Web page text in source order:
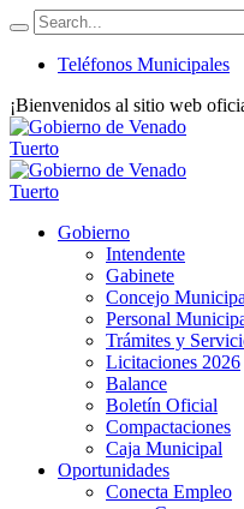
Teléfonos Municipales
¡Bienvenidos al sitio web
Gobierno
Intendente
Gabinete
Concejo
Personal
Trámites y
Licitaciones 2026
Balance
Boletín Oficial
Compactaciones
Caja Municipal
Oportunidades
Conecta Empleo